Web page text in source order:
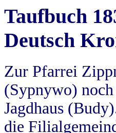
Taufbuch
Deutsch
Zur Pfarrei
(Sypnywo)
Jagdhaus
die